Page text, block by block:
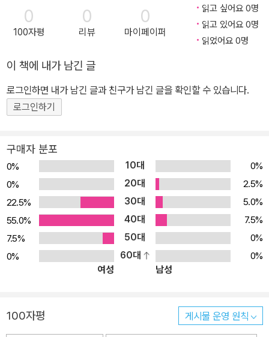
미니 사이즈로 언제 어디서나 놀이를 즐길 수 있어요. 캐주얼부터 드
레스까지 다양한 패션 스티커를 붙여 퍼플과 공주들을 여러 가지 컨
셉으로 예쁘게 꾸며 보세요. 개성 있는 의상으로 모든 코디를 완성하
0
100자평
0
리뷰
0
마이페이퍼
읽고 싶어요 0명
읽고 있어요 0명
읽었어요 0명
이 책에 내가 남긴 글
로그인하면 내가 남긴 글과 친구가 남긴 글을 확인할 수 있습니다.
로그인하기
구매자 분포
0% 10대
0%
0%
20대
2.5%
22.5%
30대
5.0%
55.0%
40대
7.5%
7.5%
50대
0%
0%
60대
0%
여성
남성
100자평 게시물 운영 원칙